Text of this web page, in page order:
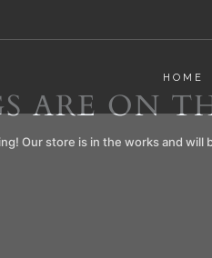
HOME
ARE ON
Our store is in the works and will